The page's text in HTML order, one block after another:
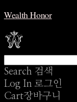
Wealth Honor
Search 검색
Log In 로그인
Cart장바구니